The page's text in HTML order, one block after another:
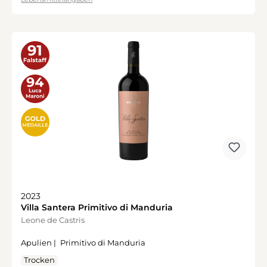
2023
Villa Santera Primitivo di Manduria
Leone de Castris
Apulien | Primitivo di Manduria
Trocken